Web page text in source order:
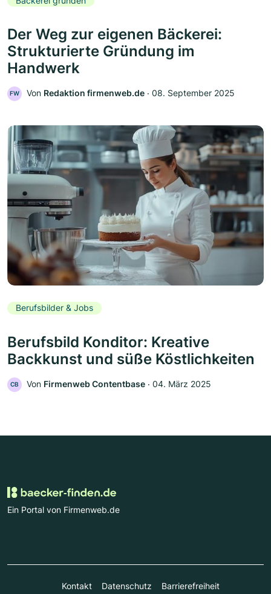
Der Weg zur eigenen Bäckerei:
Strukturierte Gründung im
Handwerk
FW Von Redaktion firmenweb.de ‧ 08. September 2025
Berufsbilder & Jobs
Berufsbild Konditor: Kreative
Backkunst und süße Köstlichkeiten
CB Von Firmenweb Contentbase ‧ 04. März 2025
Ein Portal von Firmenweb.de
Kontakt Datenschutz Barrierefreiheit